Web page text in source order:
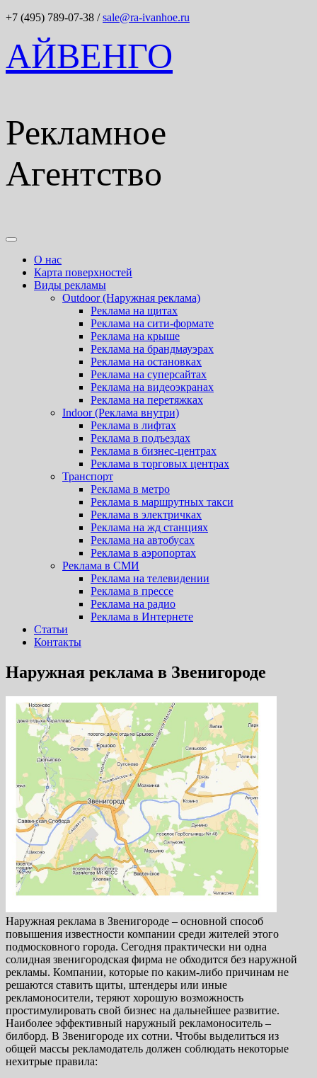
+7 (495) 789-07-38 /sale@ra-ivanhoe.ru
АЙВЕНГО
Рекламное
Агентство
О нас
Карта поверхностей
Виды рекламы
Outdoor (Наружная реклама)
Реклама на щитах
Реклама на сити-формате
Реклама на крыше
Реклама на брандмауэрах
Реклама на остановках
Реклама на суперсайтах
Реклама на видеоэкранах
Реклама на перетяжках
Indoor (Реклама внутри)
Реклама в лифтах
Реклама в подъездах
Реклама в бизнес-центрах
Реклама в торговых центрах
Транспорт
Реклама в метро
Реклама в маршрутных такси
Реклама в электричках
Реклама на жд станциях
Реклама на автобусах
Реклама в аэропортах
Реклама в СМИ
Реклама на телевидении
Реклама в прессе
Реклама на радио
Реклама в Интернете
Статьи
Контакты
Наружная реклама в Звенигороде
Наружная реклама в Звенигороде – основной способ
повышения известности компании среди жителей этого
подмосковного города. Сегодня практически ни одна
солидная звенигородская фирма не обходится без наружной
рекламы. Компании, которые по каким-либо причинам не
решаются ставить щиты, штендеры или иные
рекламоносители, теряют хорошую возможность
простимулировать свой бизнес на дальнейшее развитие.
Наиболее эффективный наружный рекламоноситель –
билборд. В Звенигороде их сотни. Чтобы выделиться из
общей массы рекламодатель должен соблюдать некоторые
нехитрые правила: